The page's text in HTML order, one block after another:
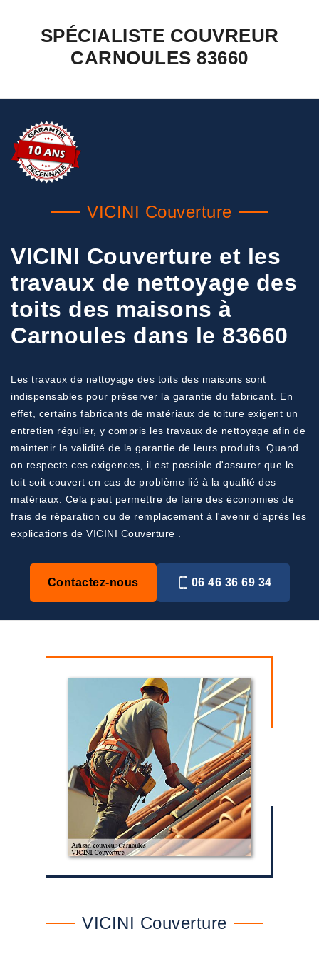
SPÉCIALISTE COUVREUR
CARNOULES 83660
VICINI Couverture
VICINI Couverture et les
travaux de nettoyage des
toits des maisons à
Carnoules dans le 83660
Les travaux de nettoyage des toits des maisons sont
indispensables pour préserver la garantie du fabricant. En
effet, certains fabricants de matériaux de toiture exigent un
entretien régulier, y compris les travaux de nettoyage afin de
maintenir la validité de la garantie de leurs produits. Quand
on respecte ces exigences, il est possible d'assurer que le
toit soit couvert en cas de problème lié à la qualité des
matériaux. Cela peut permettre de faire des économies de
frais de réparation ou de remplacement à l'avenir d'après les
explications de VICINI Couverture .
Contactez-nous 06 46 36 69 34
VICINI Couverture